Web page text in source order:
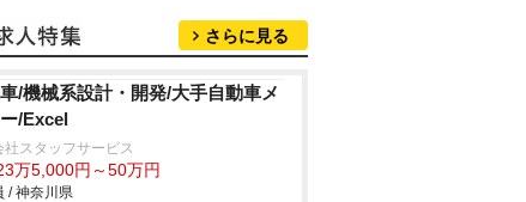
さらに見る
/機械系設計・開発/大手自動車メ
/Excel
社スタッフサービス
万5,000円～50万円
/ 神奈川県